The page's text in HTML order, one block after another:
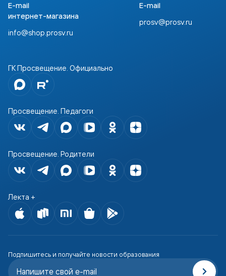
E-mail
интернет-магазина
info@shop.prosv.ru
E-mail
prosv@prosv.ru
Подпишитесь и получайте новости образования
ГК Просвещение. Официально
Просвещение. Педагоги
Лекта +
Просвещение. Родители